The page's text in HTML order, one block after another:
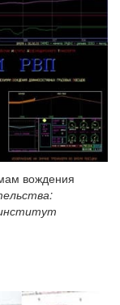
вождения